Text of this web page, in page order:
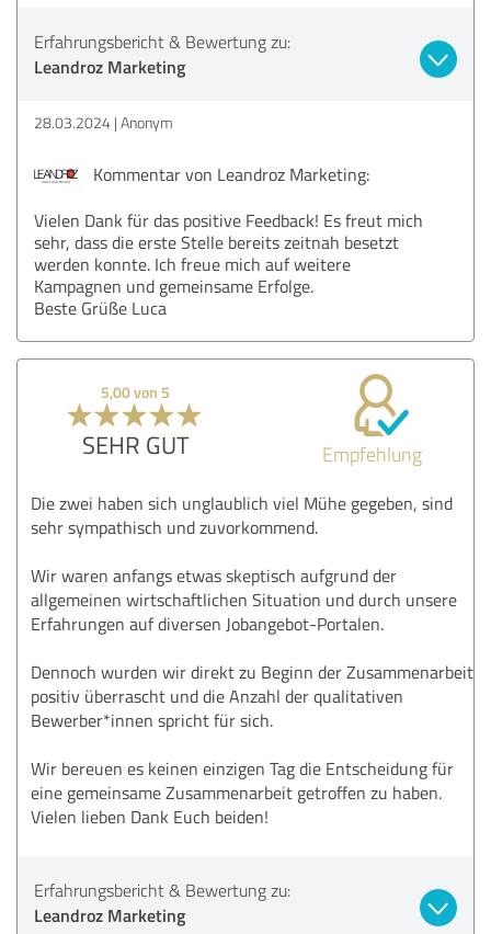
Erfahrungsbericht & Bewertung zu:
Leandroz Marketing
28.03.2024 Anonym
Kommentar von Leandroz Marketing:
Vielen Dank für das positive Feedback! Es freut mich
sehr, dass die erste Stelle bereits zeitnah besetzt
werden konnte. Ich freue mich auf weitere
Kampagnen und gemeinsame Erfolge.
Beste Grüße Luca
5,00 von 5
SEHR GUT Empfehlung
Die zwei haben sich unglaublich viel Mühe gegeben, sind
sehr sympathisch und zuvorkommend.
Wir waren anfangs etwas skeptisch aufgrund der
allgemeinen wirtschaftlichen Situation und durch unsere
Erfahrungen auf diversen Jobangebot-Portalen.
Dennoch wurden wir direkt zu Beginn der Zusammenarbeit
positiv überrascht und die Anzahl der qualitativen
Bewerber*innen spricht für sich.
Wir bereuen es keinen einzigen Tag die Entscheidung für
eine gemeinsame Zusammenarbeit getroffen zu haben.
Vielen lieben Dank Euch beiden!
Erfahrungsbericht & Bewertung zu:
Leandroz Marketing